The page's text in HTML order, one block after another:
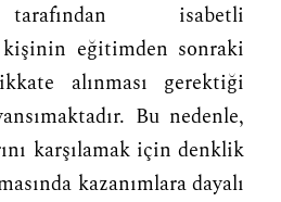
isabetli
eğitimden sonraki
alınması gerektiği
Bu nedenle,
karşılamak için denklik
kazanımlara dayalı